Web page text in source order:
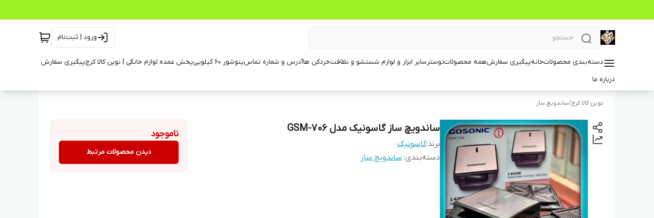
ورود | ثبت‌نام
دسته‌بندی محصولاتخانهپیگیری سفارشهمه محصولاتتوسترسایر ابزار و لوازم شستشو و نظافتخردکن هاآدرس و شماره تماسپتوشور ۶۰ کیلویی پخش عمده لوازم خانگی | نوین کالا کرجپیگیری سفارش
درباره ما
نوین کالا کرج/ساندویچ ساز
ساندویچ ساز گاسونیک مدل GSM-706
برند:گاسونیک
دسته‌بندی: ساندویچ ساز
ناموجود
دیدن محصولات مرتبط